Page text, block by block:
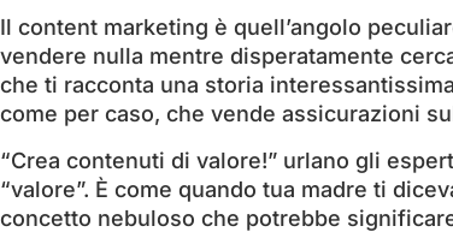
Il content marketing è quell’angolo
vendere nulla mentre disperatamente
che ti racconta una storia
come per caso, che vende assicurazioni
“Crea contenuti di valore!” urlano gli
“valore”. È come quando tua madre ti
concetto nebuloso che potrebbe